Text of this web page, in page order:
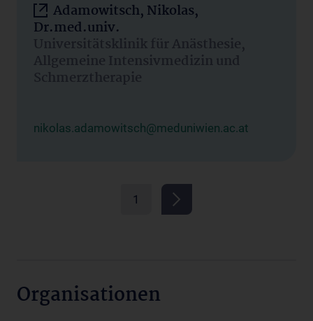
Adamowitsch, Nikolas,
Dr.med.univ.
Universitätsklinik für Anästhesie,
Allgemeine Intensivmedizin und
Schmerztherapie
nikolas.adamowitsch@meduniwien.ac.at
1
Organisationen